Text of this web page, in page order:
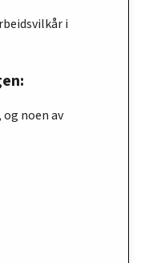
i
noen av